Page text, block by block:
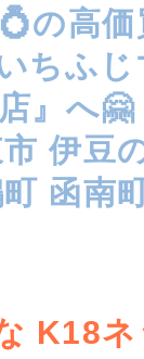
の高価
ちふ
』へ🤗
伊豆
函南
K18ネ